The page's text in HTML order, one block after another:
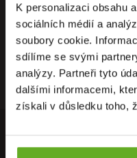
K personalizaci obsahu
sociálních médií a
soubory cookie.
sdílíme se svými
analýzy. Partneři tyto
dalšími informacemi,
získali v důsledku toho,
RYCHLÉ
DORUČENÍ
PŘIPOJ SE K NAŠEMU